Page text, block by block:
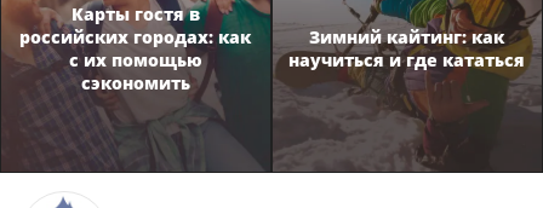
Карты гостя в
российских городах: как
с их помощью
сэкономить
Зимний кайтинг: как
научиться и где кататься